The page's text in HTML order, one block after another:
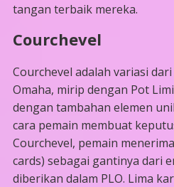
tangan terbaik mereka.
Courchevel
Courchevel adalah variasi
Omaha, mirip dengan Pot
dengan tambahan elemen
cara pemain membuat
Courchevel, pemain
cards) sebagai gantinya dari
diberikan dalam PLO. Lima